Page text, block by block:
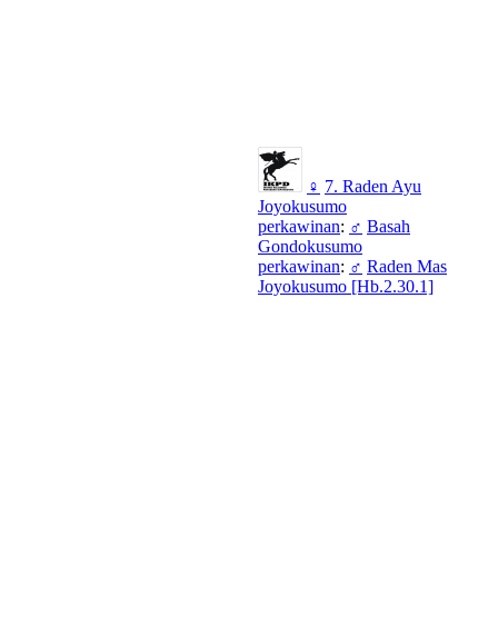
♀ 7. Raden Ayu
Joyokusumo
perkawinan: ♂ Basah
Gondokusumo
perkawinan: ♂ Raden Mas
Joyokusumo [Hb.2.30.1]